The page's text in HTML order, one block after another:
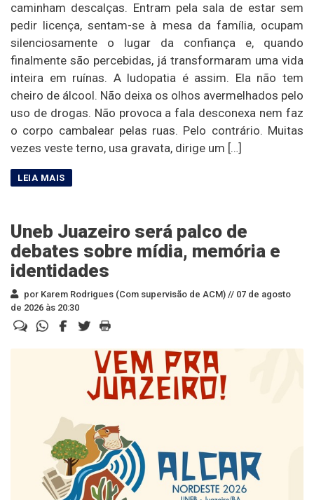
caminham descalças. Entram pela sala de estar sem
pedir licença, sentam-se à mesa da família, ocupam
silenciosamente o lugar da confiança e, quando
finalmente são percebidas, já transformaram uma vida
inteira em ruínas. A ludopatia é assim. Ela não tem
cheiro de álcool. Não deixa os olhos avermelhados pelo
uso de drogas. Não provoca a fala desconexa nem faz
o corpo cambalear pelas ruas. Pelo contrário. Muitas
vezes veste terno, usa gravata, dirige um […]
Uneb Juazeiro será palco de
debates sobre mídia, memória e
identidades
por Karem Rodrigues (Com supervisão de ACM) // 07 de agosto
de 2026 às 20:30